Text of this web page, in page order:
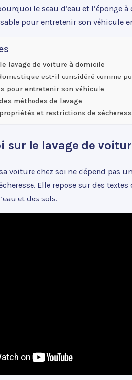
le seau d’eau et l’éponge
pour entretenir son véhicule
lavage de voiture à domicile
est-il considéré comme
pour entretenir son véhicule
méthodes de lavage
et restrictions de
sur le lavage de
voiture chez soi ne dépend pas
Elle repose sur des
et des sols.